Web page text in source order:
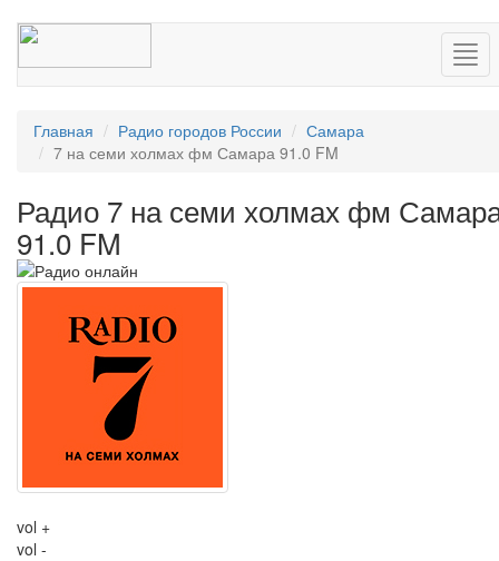
Главная Радио городов России
Самара
7 на семи холмах фм Самара 91.0 FM
Радио 7 на семи холмах фм
91.0 FM
vol +
vol -